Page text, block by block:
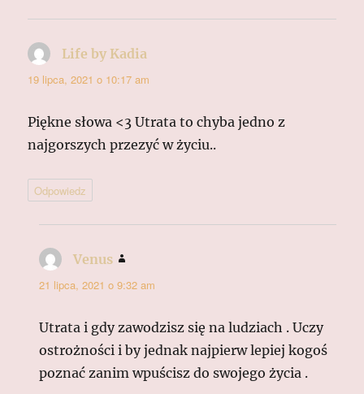
Life by Kadia
19 lipca, 2021 o 10:17 am
Piękne słowa <3 Utrata to chyba jedno z
najgorszych przezyć w życiu..
Odpowiedz
Venus
21 lipca, 2021 o 9:32 am
Utrata i gdy zawodzisz się na ludziach . Uczy
ostrożności i by jednak najpierw lepiej kogoś
poznać zanim wpuścisz do swojego życia .